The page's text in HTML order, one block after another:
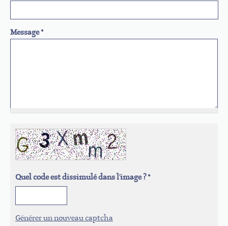
Message*
Quel code est dissimulé dans l'image ?*
Générer un nouveau captcha